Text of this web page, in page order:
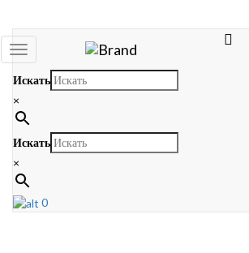
Toggle
navigation
Искать
×
Искать
×
0